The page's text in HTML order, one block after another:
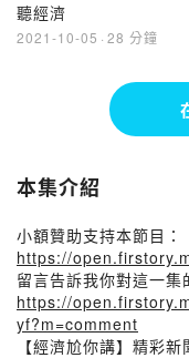
聽經濟
2021-10-05 · 28 分鐘
本集介紹
小額贊助支持本節目：
https://
留言告訴我你對這一集
https://
yf?m=comment
【經濟尬你講】精彩